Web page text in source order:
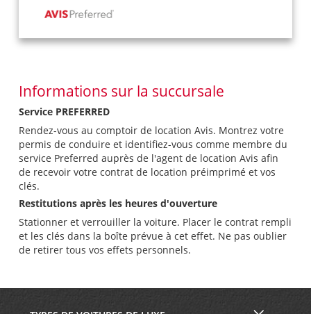
Informations sur la succursale
Service PREFERRED
Rendez-vous au comptoir de location Avis. Montrez votre
permis de conduire et identifiez-vous comme membre du
service Preferred auprès de l'agent de location Avis afin
de recevoir votre contrat de location préimprimé et vos
clés.
Restitutions après les heures d'ouverture
Stationner et verrouiller la voiture. Placer le contrat rempli
et les clés dans la boîte prévue à cet effet. Ne pas oublier
de retirer tous vos effets personnels.